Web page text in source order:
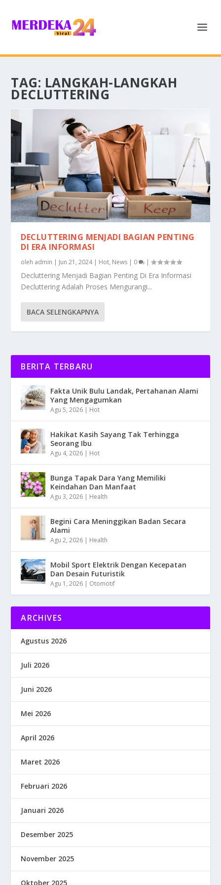
TAG: LANGKAH-LANGKAH
DECLUTTERING
DECLUTTERING MENJADI BAGIAN PENTING
DI ERA INFORMASI
oleh admin | Jun 21, 2024| Hot, News | 0 |
Decluttering Menjadi Bagian Penting Di Era Informasi
Decluttering Adalah Proses Mengurangi...
BACA SELENGKAPNYA
BERITA TERBARU
Fakta Unik Bulu Landak, Pertahanan Alami
Yang Mengagumkan
Agu 5, 2026 | Hot
Hakikat Kasih Sayang Tak Terhingga
Seorang Ibu
Agu 4, 2026 | Hot
Bunga Tapak Dara Yang Memiliki
Keindahan Dan Manfaat
Agu 3, 2026 | Health
Begini Cara Meninggikan Badan Secara
Alami
Agu 2, 2026 | Health
Mobil Sport Elektrik Dengan Kecepatan
Dan Desain Futuristik
Agu 1, 2026 | Otomotif
ARCHIVES
Agustus 2026
Juli 2026
Juni 2026
Mei 2026
April 2026
Maret 2026
Februari 2026
Januari 2026
Desember 2025
November 2025
Oktober 2025